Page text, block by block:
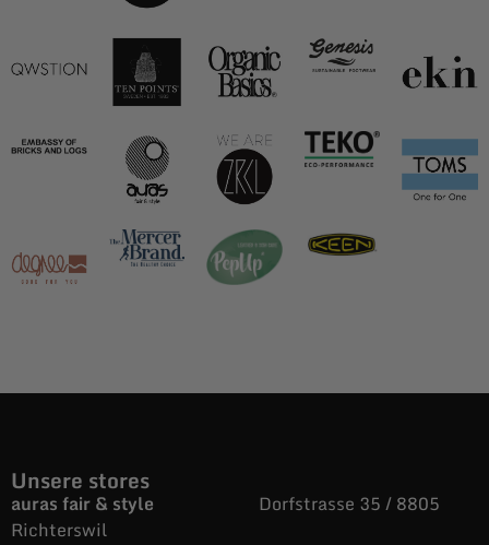
Unsere stores
auras fair & style Dorfstrasse 35 / 8805
Richterswil